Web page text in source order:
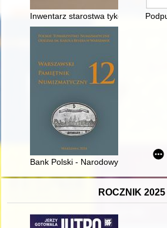
Inwentarz starostwa tykocińskiego z
Bank Polski - Narodowy Bank
ROCZNIK 2025